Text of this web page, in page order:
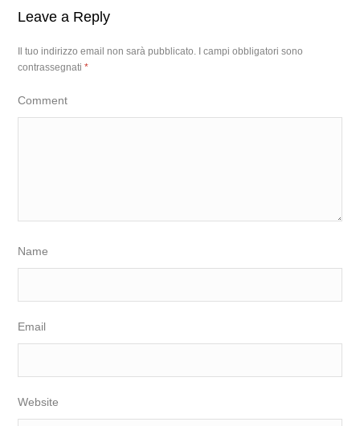
Leave a Reply
Il tuo indirizzo email non sarà pubblicato.
I campi obbligatori sono
contrassegnati*
Comment
Name
Email
Website